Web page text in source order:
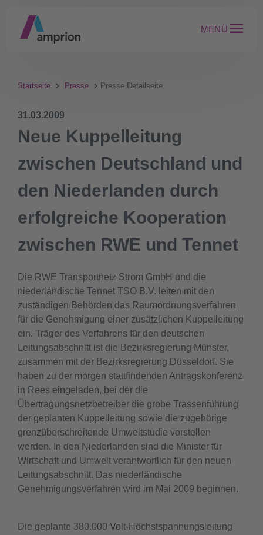
MENÜ
Startseite Presse Presse Detailseite
31.03.2009
Neue Kuppelleitung
zwischen Deutschland und
den Niederlanden durch
erfolgreiche Kooperation
zwischen RWE und Tennet
Die RWE Transportnetz Strom GmbH und die
niederländische Tennet TSO B.V. leiten mit den
zuständigen Behörden das Raumordnungsverfahren
für die Genehmigung einer zusätzlichen Kuppelleitung
ein. Träger des Verfahrens für den deutschen
Leitungsabschnitt ist die Bezirksregierung Münster,
zusammen mit der Bezirksregierung Düsseldorf. Sie
haben zu der morgen stattfindenden Antragskonferenz
in Rees eingeladen, bei der die
Übertragungsnetzbetreiber die grobe Trassenführung
der geplanten Kuppelleitung sowie die zugehörige
grenzüberschreitende Umweltstudie vorstellen
werden. In den Niederlanden sind die Minister für
Wirtschaft und Umwelt verantwortlich für den neuen
Leitungsabschnitt. Das niederländische
Genehmigungsverfahren wird im Mai 2009 beginnen.
Die geplante 380.000 Volt-Höchstspannungsleitung